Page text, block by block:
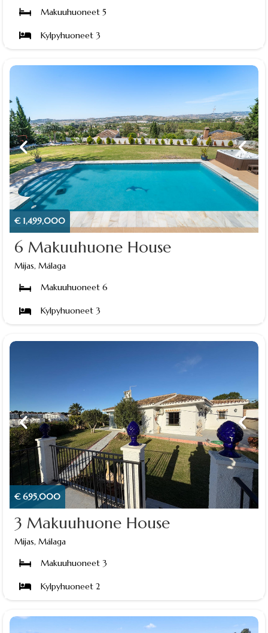
Makuuhuoneet 5
Kylpyhuoneet 3
€ 1,499,000
6 Makuuhuone House
Mijas, Málaga
Makuuhuoneet 6
Kylpyhuoneet 3
€ 695,000
3 Makuuhuone House
Mijas, Málaga
Makuuhuoneet 3
Kylpyhuoneet 2